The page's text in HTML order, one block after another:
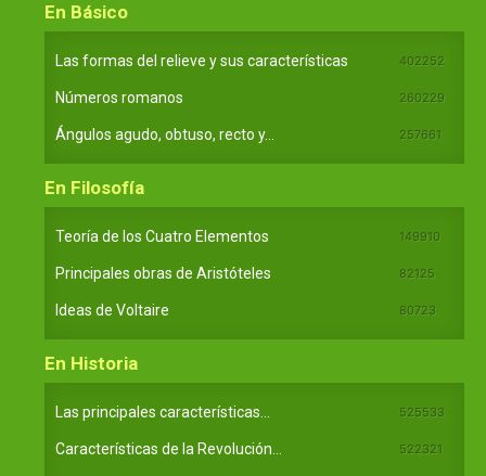
En Básico
Las formas del relieve y sus características 402252
Números romanos 260229
Ángulos agudo, obtuso, recto y... 257661
En Filosofía
Teoría de los Cuatro Elementos 149910
Principales obras de Aristóteles 82125
Ideas de Voltaire 80723
En Historia
Las principales características... 525533
Características de la Revolución... 522321